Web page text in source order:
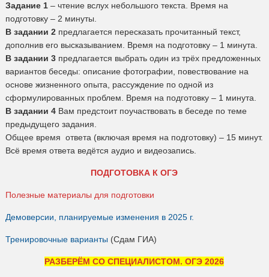
Задание 1– чтение вслух небольшого текста. Время на
подготовку – 2 минуты.
В задании 2предлагается пересказать прочитанный текст,
дополнив его высказыванием. Время на подготовку – 1 минута.
В задании 3предлагается выбрать один из трёх предложенных
вариантов беседы: описание фотографии, повествование на
основе жизненного опыта, рассуждение по одной из
сформулированных проблем. Время на подготовку – 1 минута.
В задании 4Вам предстоит поучаствовать в беседе по теме
предыдущего задания.
Общее время ответа (включая время на подготовку) – 15 минут.
Всё время ответа ведётся аудио и видеозапись.
ПОДГОТОВКА К ОГЭ
Полезные материалы для подготовки
Демоверсии, планируемые изменения в 2025 г.
Тренировочные варианты (Сдам ГИА)
РАЗБЕРЁМ СО СПЕЦИАЛИСТОМ. ОГЭ 2026